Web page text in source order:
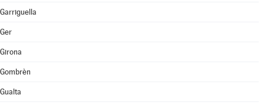
Garriguella
Ger
Girona
Gombrèn
Gualta